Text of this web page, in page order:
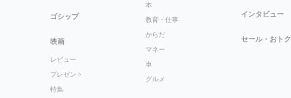
ゴシップ
映画
レビュー
プレゼント
特集
本
教育・仕事
からだ
マネー
車
グルメ
インタビュー
セール・おトク